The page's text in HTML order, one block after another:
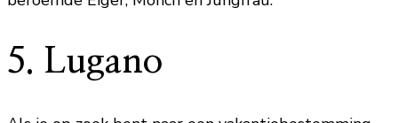
5. Lugano